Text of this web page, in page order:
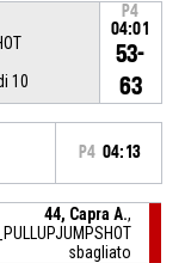
10
P4
04:01
53-
63
P4 04:13
44, Capra A.,
sbagliato